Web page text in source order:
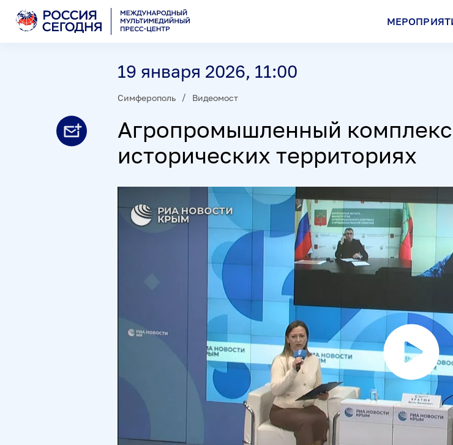
19 января 2026, 11:00
Симферополь Видеомост
Агропромышленный
исторических территориях
Воспроизвести
видео